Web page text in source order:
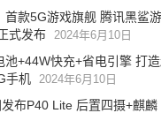
首款5G游戏旗舰 腾讯黑鲨
式发布
2024年6月10日
池+44W快充+省电引擎 打
手机 2024年6月10日
布P40 Lite 后置四摄+麒麟